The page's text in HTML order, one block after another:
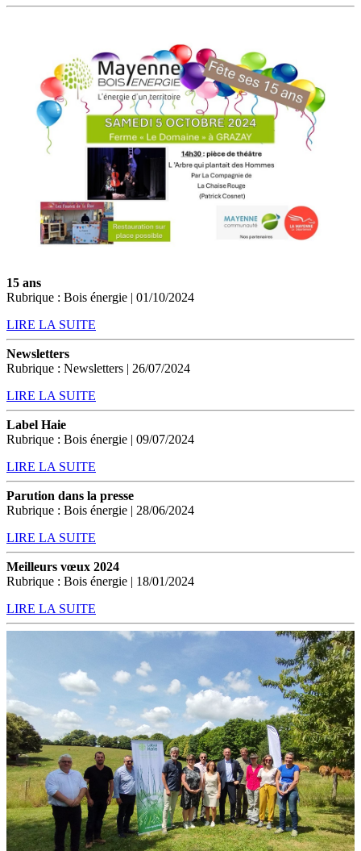
15 ans
Rubrique : Bois énergie | 01/10/2024
LIRE LA SUITE
Newsletters
Rubrique : Newsletters | 26/07/2024
LIRE LA SUITE
Label Haie
Rubrique : Bois énergie | 09/07/2024
LIRE LA SUITE
Parution dans la presse
Rubrique : Bois énergie | 28/06/2024
LIRE LA SUITE
Meilleurs vœux 2024
Rubrique : Bois énergie | 18/01/2024
LIRE LA SUITE